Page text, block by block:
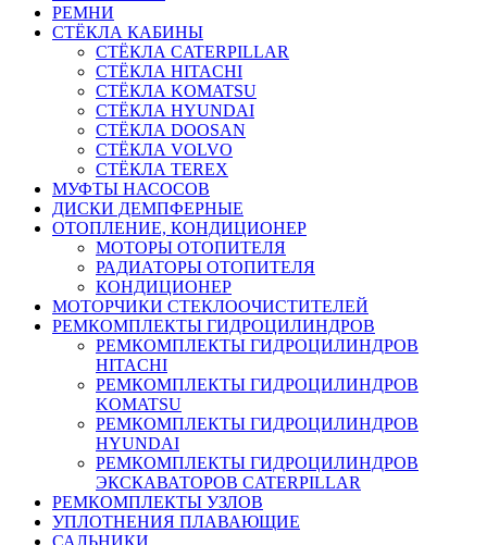
РЕМНИ
СТЁКЛА КАБИНЫ
СТЁКЛА CATERPILLAR
СТЁКЛА HITACHI
СТЁКЛА KOMATSU
СТЁКЛА HYUNDAI
СТЁКЛА DOOSAN
СТЁКЛА VOLVO
СТЁКЛА TEREX
МУФТЫ НАСОСОВ
ДИСКИ ДЕМПФЕРНЫЕ
ОТОПЛЕНИЕ, КОНДИЦИОНЕР
МОТОРЫ ОТОПИТЕЛЯ
РАДИАТОРЫ ОТОПИТЕЛЯ
КОНДИЦИОНЕР
МОТОРЧИКИ СТЕКЛООЧИСТИТЕЛЕЙ
РЕМКОМПЛЕКТЫ ГИДРОЦИЛИНДРОВ
РЕМКОМПЛЕКТЫ ГИДРОЦИЛИНДРОВ
HITACHI
РЕМКОМПЛЕКТЫ ГИДРОЦИЛИНДРОВ
KOMATSU
РЕМКОМПЛЕКТЫ ГИДРОЦИЛИНДРОВ
HYUNDAI
РЕМКОМПЛЕКТЫ ГИДРОЦИЛИНДРОВ
ЭКСКАВАТОРОВ CATERPILLAR
РЕМКОМПЛЕКТЫ УЗЛОВ
УПЛОТНЕНИЯ ПЛАВАЮЩИЕ
САЛЬНИКИ